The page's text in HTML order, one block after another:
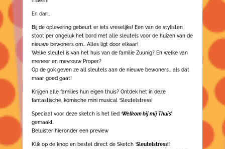
En dan…
Bij de oplevering gebeurt er iets vreselijks! Een van de stylisten
stoot per ongeluk het bord met alle sleutels voor de huizen van de
nieuwe bewoners om… Alles ligt door elkaar!
Welke sleutel is van het huis van de familie Zuunig? En welke van
meneer en mevrouw Proper?
Op de gok geven ze all sleutels aan de nieuwe bewoners… als dat
maar goed gaat!
Krijgen alle families hun eigen thuis? Ontdek het in deze
fantastische, komische mini musical ‘Sleutelstress’
Speciaal voor deze sketch is het lied ‘Welkom bij mij Thuis’
gemaakt.
Beluister hieronder een preview
Klik op de knop en bestel direct de Sketch ‘Sleutelstress’!